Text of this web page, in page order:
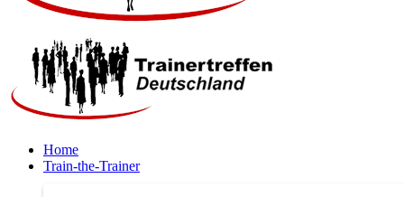
Home
Train-the-Trainer